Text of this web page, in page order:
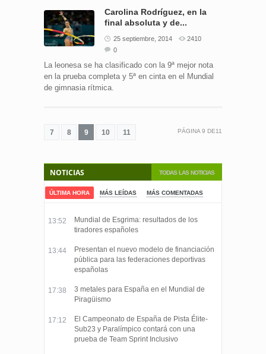
Carolina Rodríguez, en la
final absoluta y de...
25 septiembre, 2014
2410
0
La leonesa se ha clasificado con la 9ª mejor nota
en la prueba completa y 5ª en cinta en el Mundial
de gimnasia rítmica.
7 8 9 10 11 PÁGINA9 DE11
TODAS LAS NOTICIAS
NOTICIAS
ÚLTIMA HORA MÁS LEÍDAS MÁS COMENTADAS
13:52
Mundial de Esgrima: resultados de los
tiradores españoles
13:44
Presentan el nuevo modelo de financiación
pública para las federaciones deportivas
españolas
17:38
3 metales para España en el Mundial de
Piragüismo
17:12
El Campeonato de España de Pista Élite-
Sub23 y Paralímpico contará con una
prueba de Team Sprint Inclusivo